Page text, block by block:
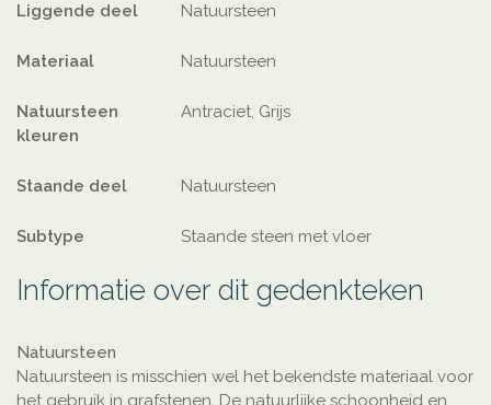
Liggende deel Natuursteen
Materiaal Natuursteen
Natuursteen
kleuren
Antraciet, Grijs
Staande deel Natuursteen
Subtype Staande steen met vloer
Informatie over dit gedenkteken
Natuursteen
Natuursteen is misschien wel het bekendste materiaal voor
het gebruik in grafstenen. De natuurlijke schoonheid en